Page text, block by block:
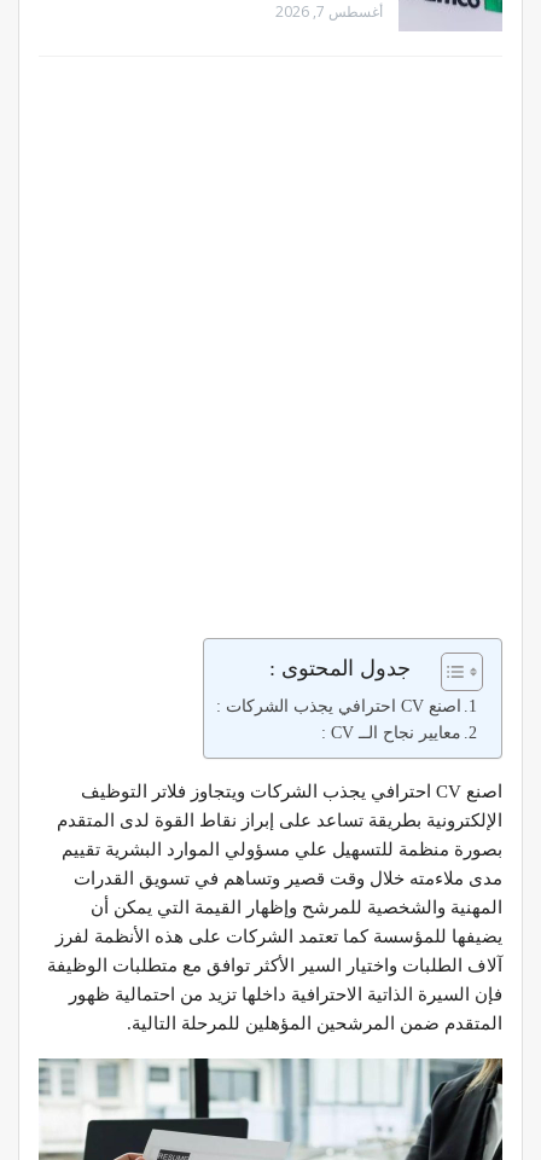
أغسطس 7, 2026
جدول المحتوى :
اصنع CV احترافي يجذب الشركات :
معايير نجاح الــ CV :
اصنع CV احترافي يجذب الشركات ويتجاوز فلاتر التوظيف
الإلكترونية بطريقة تساعد على إبراز نقاط القوة لدى المتقدم
بصورة منظمة للتسهيل علي مسؤولي الموارد البشرية تقييم
مدى ملاءمته خلال وقت قصير وتساهم في تسويق القدرات
المهنية والشخصية للمرشح وإظهار القيمة التي يمكن أن
يضيفها للمؤسسة كما تعتمد الشركات على هذه الأنظمة لفرز
آلاف الطلبات واختيار السير الأكثر توافق مع متطلبات الوظيفة
فإن السيرة الذاتية الاحترافية داخلها تزيد من احتمالية ظهور
المتقدم ضمن المرشحين المؤهلين للمرحلة التالية.